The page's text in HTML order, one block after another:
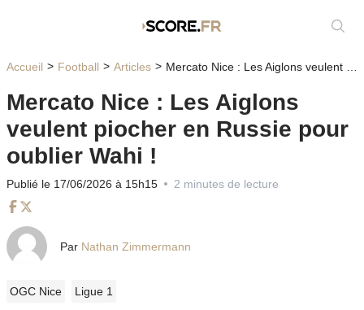
Accueil Football Articles Mercato Nice : Les Aiglons veulent piocher en Russie pour oublier Wahi !
Mercato Nice : Les Aiglons
veulent piocher en Russie pour
oublier Wahi !
Publié le 17/06/2026 à 15h15 2 minutes de lecture
Par Nathan Zimmermann
OGC Nice Ligue 1